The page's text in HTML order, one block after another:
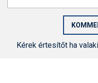
Kérek értesítőt ha